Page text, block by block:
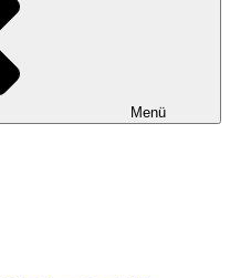
Menü